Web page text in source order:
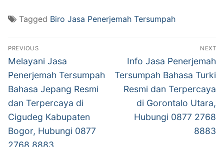
Tagged Biro Jasa Penerjemah Tersumpah
Post
navigation
PREVIOUS
Previous
post:
Melayani Jasa
Penerjemah Tersumpah
Bahasa Jepang Resmi
dan Terpercaya di
Cigudeg Kabupaten
Bogor, Hubungi 0877
2768 8883
NEXT
Next
post:
Info Jasa Penerjemah
Tersumpah Bahasa Turki
Resmi dan Terpercaya
di Gorontalo Utara,
Hubungi 0877 2768
8883